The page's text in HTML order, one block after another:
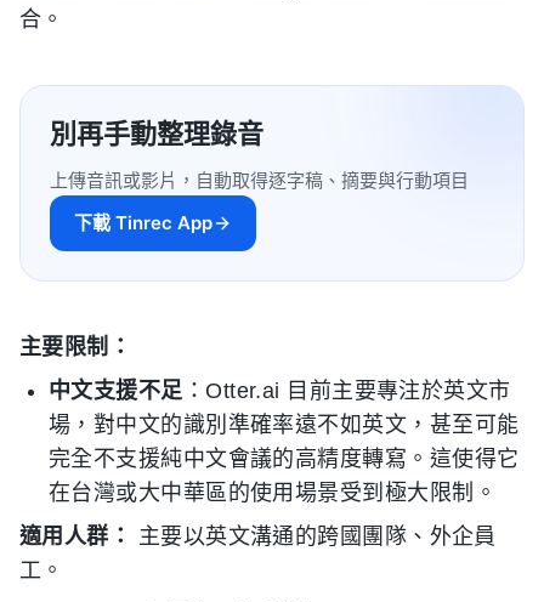
合。
別再手動整理錄音
上傳音訊或影片，自動取得逐字稿、摘要與行動項目
下載 Tinrec App
主要限制：
中文支援不足 ：Otter.ai 目前主要專注於英文市
場，對中文的識別準確率遠不如英文，甚至可能
完全不支援純中文會議的高精度轉寫。這使得它
在台灣或大中華區的使用場景受到極大限制。
適用人群：
主要以英文溝通的跨國團隊、外企員
工。